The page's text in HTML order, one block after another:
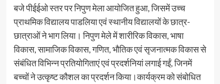
बजे पीईईओ स्तर पर निपुण मेला आयोजित हुआ, जिसमें उच्च
प्राथमिक विद्यालय पाडलिया एवं स्थानीय विद्यालयों के छात्र-
छात्राओं ने भाग लिया। निपुण मेले में शारीरिक विकास, भाषा
विकास, सामाजिक विकास, गणित, भौतिक एवं सृजनात्मक विकास से
संबंधित विभिन्न प्रतियोगिताएं एवं प्रदर्शनियां लगाई गईं, जिनमें
बच्चों ने उत्कृष्ट कौशल का प्रदर्शन किया।कार्यक्रम को संबोधित